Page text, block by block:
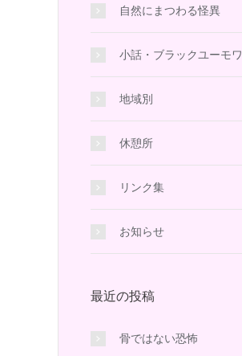
自然にまつわる怪異
小話・ブラックユーモワ
地域別
休憩所
リンク集
お知らせ
最近の投稿
骨ではない恐怖